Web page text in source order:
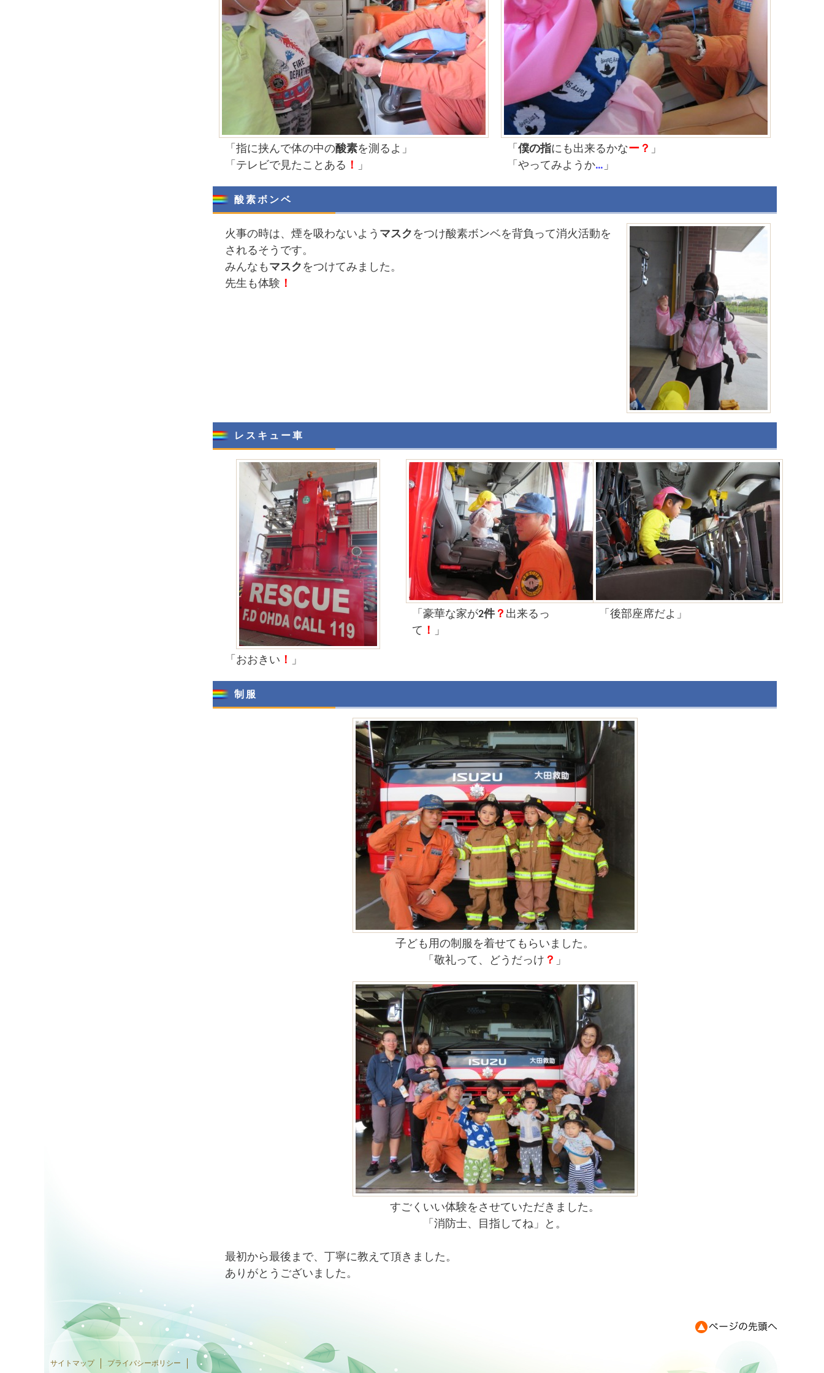
「指に挟んで体の中の酸素を測るよ」
「テレビで見たことある ！ 」
「 僕の指にも出来るかなー？ 」
「やってみようか… 」
酸素ボンベ
火事の時は、煙を吸わないよう マスク をつけ酸素ボンベを背負って消火活動を
されるそうです。
みんなも マスク をつけてみました。
先生も体験 ！
レスキュー車
「おおきい ！ 」
「豪華な家が2件？ 出来るっ
て ！ 」
「後部座席だよ」
制服
子ども用の制服を着せてもらいました。
「敬礼って、どうだっけ ？ 」
すごくいい体験をさせていただきました。
「消防士、目指してね」と。
最初から最後まで、丁寧に教えて頂きました。
ありがとうございました。
サイトマップ プライバシーポリシー